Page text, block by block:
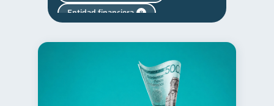
Entidad financiera 8